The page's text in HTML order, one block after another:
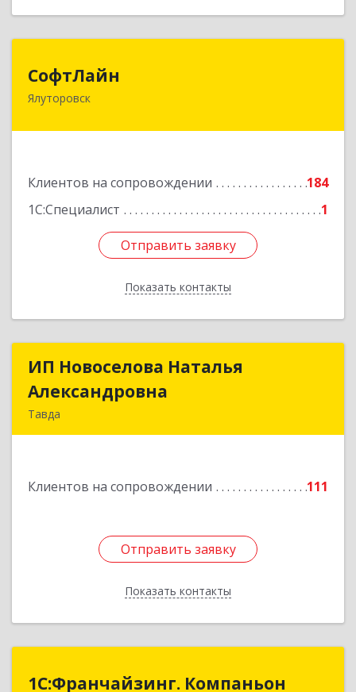
СофтЛайн
Ялуторовск
Клиентов на сопровождении
184
1С:Специалист
1
Отправить заявку
Показать контакты
627010, Тюменская обл, Ялуторовский р-н,
Отправить заявку
Назад
ИП Новоселова Наталья
Александровна
Тавда
Клиентов на сопровождении 111
Отправить заявку
Показать контакты
ИП Новоселова Наталья
Подробнее
Отправить заявку
Назад
1С:Франчайзинг. Компаньон
1С:Франчайзинг. Компаньон